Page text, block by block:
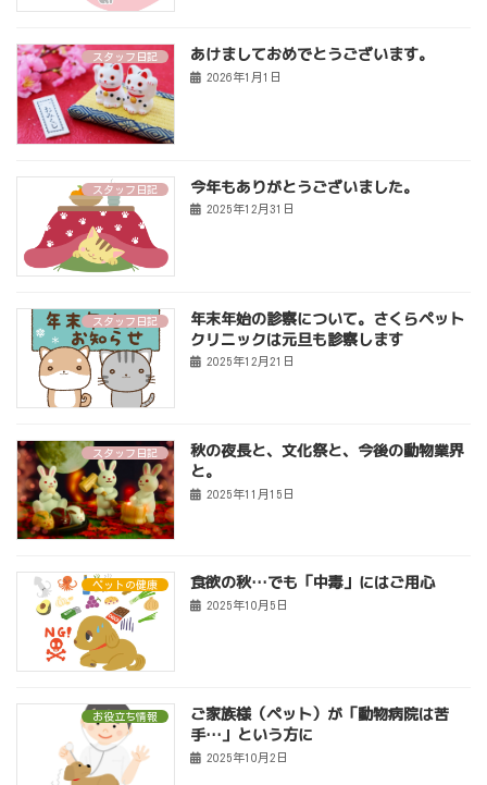
スタッフ日記 あけましておめでとうございます。
2026年1月1日
スタッフ日記 今年もありがとうございました。
2025年12月31日
スタッフ日記
年末年始の診察について。さくらペット
クリニックは元旦も診察します
2025年12月21日
スタッフ日記
秋の夜長と、文化祭と、今後の動物業界
と。
2025年11月15日
ペットの健康 食欲の秋…でも「中毒」にはご用心
2025年10月5日
お役立ち情報
ご家族様（ペット）が「動物病院は苦
手…」という方に
2025年10月2日